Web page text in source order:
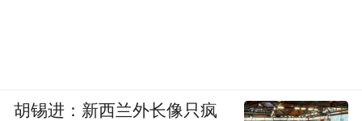
胡锡进：新西兰外长像只疯